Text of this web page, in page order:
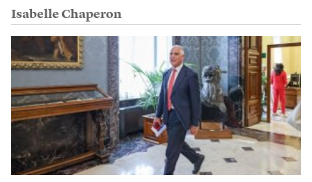
Isabelle Chaperon